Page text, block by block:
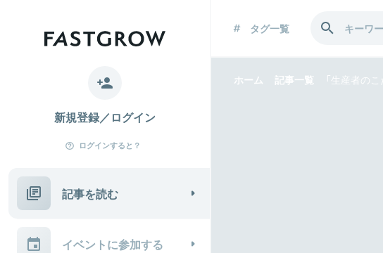
新規登録／ログイン
ログインすると？
記事を読む
イベントに参加する
タグ一覧
ホーム 記事一覧